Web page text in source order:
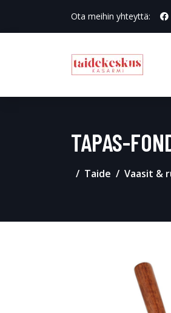
Ota meihin yhteyttä:
TAPAS-
Taide Vaasit &